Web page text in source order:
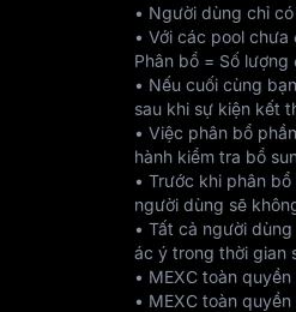
• Người dùng chỉ
• Với các pool
Phân bổ = Số
• Nếu cuối cùng
sau khi sự kiện kết
• Việc phân bổ
hành kiểm tra bổ
• Trước khi phân
người dùng sẽ
• Tất cả người
ác ý trong thời gian
• MEXC toàn
• MEXC toàn